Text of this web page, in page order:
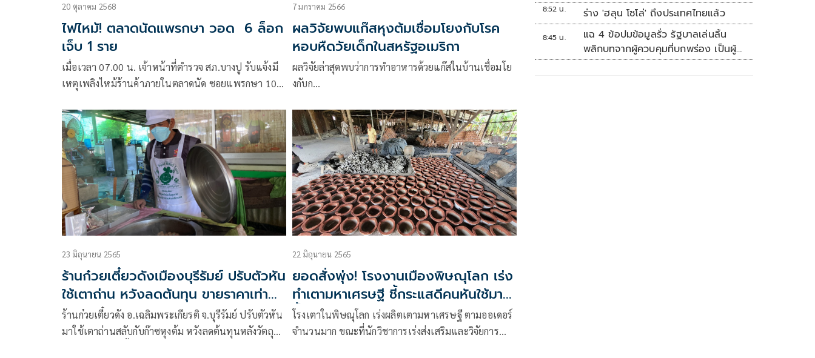
20 ตุลาคม 2568
ไฟไหม้! ตลาดนัดแพรกษา วอด 6 ล็อก
เจ็บ 1 ราย
เมื่อเวลา 07.00 น. เจ้าหน้าที่ตำรวจ สภ.บางปู รับแจ้งมี
เหตุเพลิงไหม้ร้านค้าภายในตลาดนัด ซอยแพรกษา 10
แจ้งจึงประสานรถดับเพลิงเทศบาลเมืองแพรกษา รุดไปที่
เกิดเหตุ
7 มกราคม 2566
ผลวิจัยพบแก๊สหุงต้มเชื่อมโยงกับโรค
หอบหืดวัยเด็กในสหรัฐอเมริกา
ผลวิจัยล่าสุดพบว่าการทำอาหารด้วยแก๊สในบ้านเชื่อมโย
งกับก…
23 มิถุนายน 2565
ร้านก๋วยเตี๋ยวดังเมืองบุรีรัมย์ ปรับตัวหัน
ใช้เตาถ่าน หวังลดต้นทุน ขายราคาเท่า
เดิม
ร้านก๋วยเตี๋ยวดัง อ.เฉลิมพระเกียรติ จ.บุรีรัมย์ ปรับตัวหัน
มาใช้เตาถ่านสลับกับก๊าซหุงต้ม หวังลดต้นทุนหลังวัตถุดิบ
22 มิถุนายน 2565
ยอดสั่งพุ่ง! โรงงานเมืองพิษณุโลก เร่ง
ทำเตามหาเศรษฐี ชี้กระแสดีคนหันใช้มาก
ขึ้น
โรงเตาในพิษณุโลก เร่งผลิตเตามหาเศรษฐี ตามออเดอร์
จำนวนมาก ขณะที่นักวิชาการเร่งส่งเสริมและวิจัยการ
8:52 น. ร่าง 'ฮลุน โซโล่' ถึงประเทศไทยแล้ว
8:45 น.
แฉ 4 ข้อปมข้อมูลรั่ว รัฐบาลเล่นลิ้น
พลิกบทจากผู้ควบคุมที่บกพร่อง เป็นผู้
เสียหายขู่ฟ้องคนเอาความจริงมาพูด